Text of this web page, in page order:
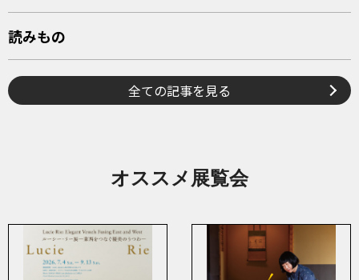
読みもの
全ての記事を見る
オススメ展覧会